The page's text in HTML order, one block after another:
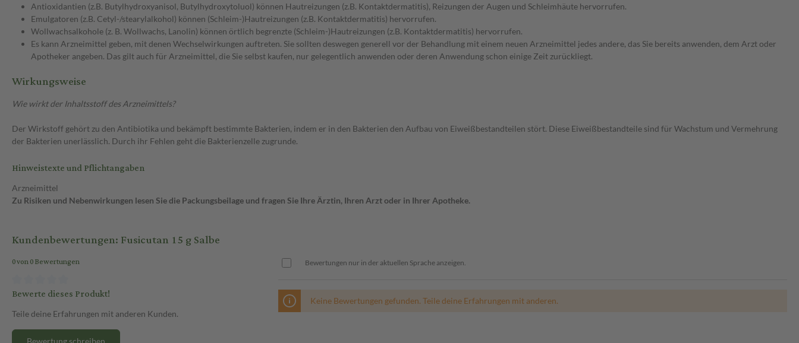
Antioxidantien (z.B. Butylhydroxyanisol, Butylhydroxytoluol) können Hautreizungen (z.B. Kontaktdermatitis), Reizungen der Augen und Schleimhäute hervorrufen.
Emulgatoren (z.B. Cetyl-/stearylalkohol) können (Schleim-)Hautreizungen (z.B. Kontaktdermatitis) hervorrufen.
Wollwachsalkohole (z. B. Wollwachs, Lanolin) können örtlich begrenzte (Schleim-)Hautreizungen (z.B. Kontaktdermatitis) hervorrufen.
Es kann Arzneimittel geben, mit denen Wechselwirkungen auftreten. Sie sollten deswegen generell vor der Behandlung mit einem neuen Arzneimittel jedes andere, das Sie bereits anwenden, dem Arzt oder
Apotheker angeben. Das gilt auch für Arzneimittel, die Sie selbst kaufen, nur gelegentlich anwenden oder deren Anwendung schon einige Zeit zurückliegt.
Wirkungsweise
Wie wirkt der Inhaltsstoff des Arzneimittels?
Der Wirkstoff gehört zu den Antibiotika und bekämpft bestimmte Bakterien, indem er in den Bakterien den Aufbau von Eiweißbestandteilen stört. Diese Eiweißbestandteile sind für Wachstum und Vermehrung
der Bakterien unerlässlich. Durch ihr Fehlen geht die Bakterienzelle zugrunde.
Hinweistexte und Pflichtangaben
Arzneimittel
Zu Risiken und Nebenwirkungen lesen Sie die Packungsbeilage und fragen Sie Ihre Ärztin, Ihren Arzt oder in Ihrer Apotheke.
Kundenbewertungen: Fusicutan 15 g Salbe
0 von 0 Bewertungen
Bewerte dieses Produkt!
Teile deine Erfahrungen mit anderen Kunden.
Bewertung schreiben
Bewertungen nur in der aktuellen Sprache anzeigen.
Keine Bewertungen gefunden. Teile deine Erfahrungen mit anderen.